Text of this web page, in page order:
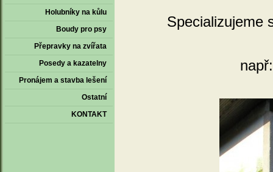
Holubníky na kůlu
Boudy pro psy
Přepravky na zvířata
Posedy a kazatelny
Pronájem a stavba lešení
Ostatní
KONTAKT
Specializujeme